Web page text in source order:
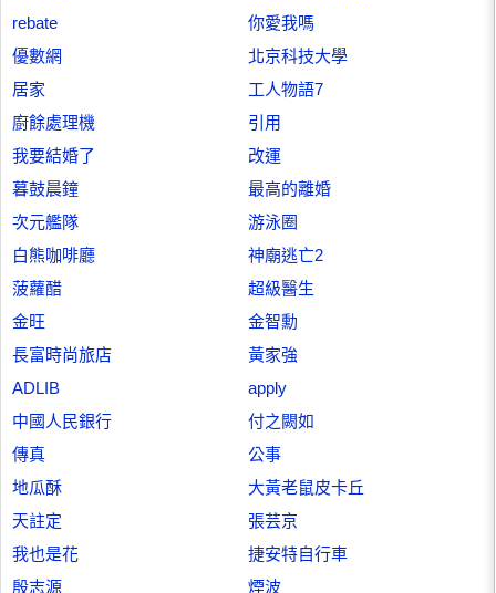
rebate
你愛我嗎
優數網
北京科技大學
居家
工人物語7
廚餘處理機
引用
我要結婚了
改運
暮鼓晨鐘
最高的離婚
次元艦隊
游泳圈
白熊咖啡廳
神廟逃亡2
菠蘿醋
超級醫生
金旺
金智勳
長富時尚旅店
黃家強
ADLIB
apply
中國人民銀行
付之闕如
傳真
公事
地瓜酥
大黃老鼠皮卡丘
天註定
張芸京
我也是花
捷安特自行車
殷志源
煙波